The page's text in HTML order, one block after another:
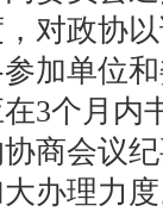
，对政协
加单位
3个月内
商会议
办理力